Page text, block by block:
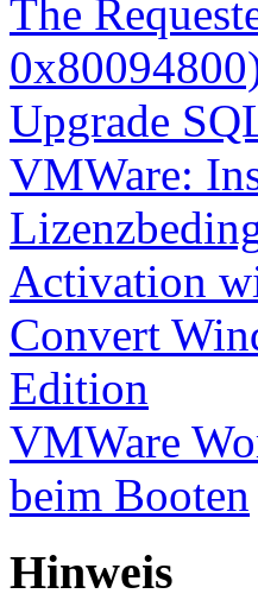
The
Upgrade
VMWare:
Activation
Convert
Edition
VMWare
beim Booten
Hinweis